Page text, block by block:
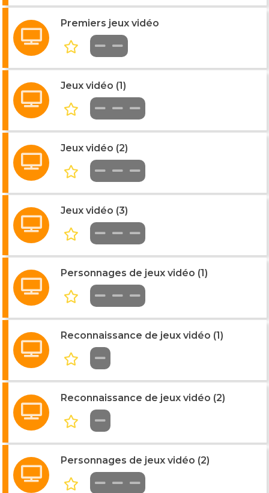
Premiers jeux vidéo
Jeux vidéo (1)
Jeux vidéo (2)
Jeux vidéo (3)
Personnages de jeux vidéo (1)
Reconnaissance de jeux vidéo (1)
Reconnaissance de jeux vidéo (2)
Personnages de jeux vidéo (2)